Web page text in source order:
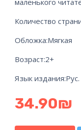
Количество
Обложка:Мягкая
Возраст:2+
Язык издания:Рус.
34.90₪